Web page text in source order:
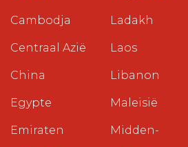
Cambodja
Centraal Azië
China
Egypte
Emiraten
Ladakh
Laos
Libanon
Maleisië
Midden-